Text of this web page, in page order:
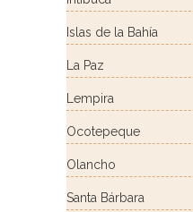
Islas de la Bahía
La Paz
Lempira
Ocotepeque
Olancho
Santa Bárbara